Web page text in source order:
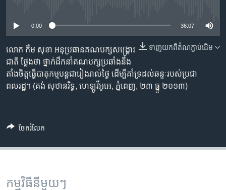
រំលង​
និង​
ចូល​
ទៅ​
កាន់​
ទំព័រ​
បណ្តាញ​សង្គម
ភាសា
0:00 36:07
ទាញ​យក​ពី​តំណភ្ជាប់​ដើម
លោក កឹម សុខា អនុប្រធាន​គណបក្ស​សង្គ្រោះ
ជាតិ​ ថ្លែង​ថា ថ្នាក់​ដឹកនាំ​គណបក្ស​ប្រឆាំង​នឹង​
តាំង​ចិត្ត​ធ្វើ​បាតុកម្ម​បន្ត​ជា​រៀងរាល់​ថ្ងៃ ដើម្បី​គាំទ្រ​ដល់​ឆន្ទៈ​របស់​ប្រជា
ពលរដ្ឋ។ (គង់ សុឋានរិទ្ធ, ហេឡូវីអូអេ, ភ្នំពេញ, ២៣ ធ្នូ ២០១៣)
ចែករំលែក
កម្មវិធី​នីមួយៗ